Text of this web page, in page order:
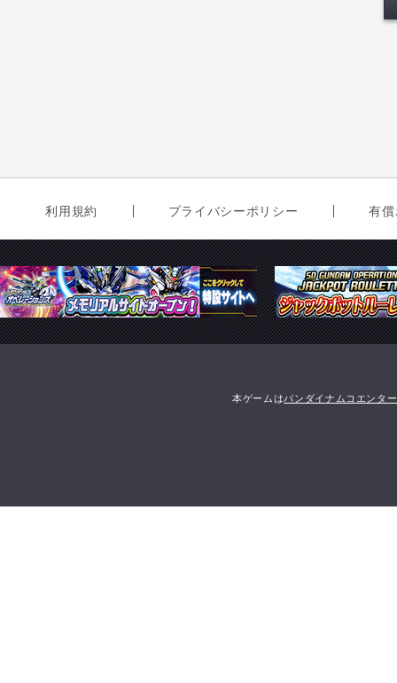
利用規約 プライバシーポリシー 有
本ゲームはバンダイナムコエンタ